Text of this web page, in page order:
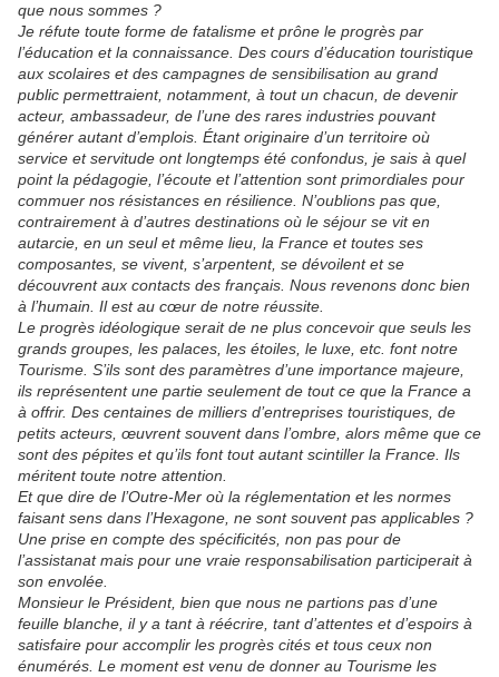
que nous sommes ?
Je réfute toute forme de fatalisme et prône le progrès par
l’éducation et la connaissance. Des cours d’éducation touristique
aux scolaires et des campagnes de sensibilisation au grand
public permettraient, notamment, à tout un chacun, de devenir
acteur, ambassadeur, de l’une des rares industries pouvant
générer autant d’emplois. Étant originaire d’un territoire où
service et servitude ont longtemps été confondus, je sais à quel
point la pédagogie, l’écoute et l’attention sont primordiales pour
commuer nos résistances en résilience. N’oublions pas que,
contrairement à d’autres destinations où le séjour se vit en
autarcie, en un seul et même lieu, la France et toutes ses
composantes, se vivent, s’arpentent, se dévoilent et se
découvrent aux contacts des français. Nous revenons donc bien
à l’humain. Il est au cœur de notre réussite.
Le progrès idéologique serait de ne plus concevoir que seuls les
grands groupes, les palaces, les étoiles, le luxe, etc. font notre
Tourisme. S’ils sont des paramètres d’une importance majeure,
ils représentent une partie seulement de tout ce que la France a
à offrir. Des centaines de milliers d’entreprises touristiques, de
petits acteurs, œuvrent souvent dans l’ombre, alors même que ce
sont des pépites et qu’ils font tout autant scintiller la France. Ils
méritent toute notre attention.
Et que dire de l’Outre-Mer où la réglementation et les normes
faisant sens dans l’Hexagone, ne sont souvent pas applicables ?
Une prise en compte des spécificités, non pas pour de
l’assistanat mais pour une vraie responsabilisation participerait à
son envolée.
Monsieur le Président, bien que nous ne partions pas d’une
feuille blanche, il y a tant à réécrire, tant d’attentes et d’espoirs à
satisfaire pour accomplir les progrès cités et tous ceux non
énumérés. Le moment est venu de donner au Tourisme les